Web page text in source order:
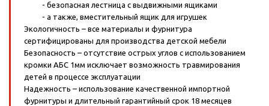
- безопасная лестница с выдвижными ящиками
- а также, вместительный ящик для игрушек
Экологичность – все материалы и фурнитура
сертифицированы для производства детской мебели
Безопасность – отсутствие острых углов с использованием
кромки АБС 1мм исключает возможность травмирования
детей в процессе эксплуатации
Надежность – использование качественной импортной
фурнитуры и длительный гарантийный срок 18 месяцев